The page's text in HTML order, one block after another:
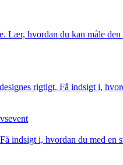
Lær, hvordan du kan måle
rigtigt. Få indsigt i,
indsigt i, hvordan du med